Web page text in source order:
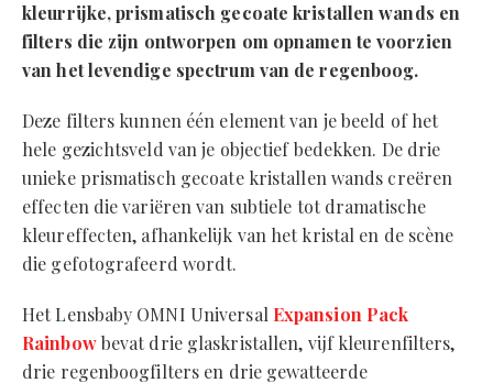
kleurrijke, prismatisch gecoate kristallen wands en
filters die zijn ontworpen om opnamen te voorzien
van het levendige spectrum van de regenboog.
Deze filters kunnen één element van je beeld of het
hele gezichtsveld van je objectief bedekken. De drie
unieke prismatisch gecoate kristallen wands creëren
effecten die variëren van subtiele tot dramatische
kleureffecten, afhankelijk van het kristal en de scène
die gefotografeerd wordt.
Het Lensbaby OMNI Universal Expansion Pack
Rainbowbevat drie glaskristallen, vijf kleurenfilters,
drie regenboogfilters en drie gewatteerde